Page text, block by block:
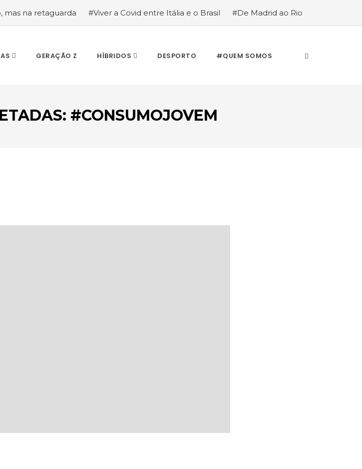
mas na retaguarda #Viver a Covid entre Itália e o Brasil
#De Madrid ao Rio
GERAÇÃO Z HÍBRIDOS DESPORTO #QUEM SOMOS
#CONSUMOJOVEM